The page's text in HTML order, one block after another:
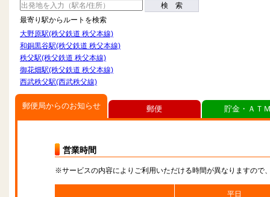
検 索
最寄り駅からルートを検索
大野原駅(秩父鉄道 秩父本線)
和銅黒谷駅(秩父鉄道 秩父本線)
秩父駅(秩父鉄道 秩父本線)
御花畑駅(秩父鉄道 秩父本線)
西武秩父駅(西武秩父線)
郵便局からのお知らせ
営業時間
※サービスの内容によりご利用いただける時間が異なりますので
平日
郵便 貯金・ＡＴ